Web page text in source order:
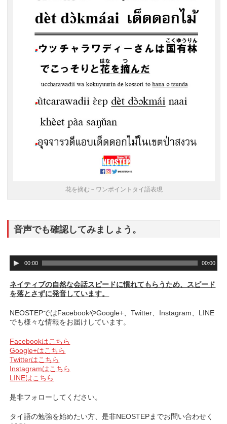
花を摘む－ワンポイントタイ語表現
音声でも確認してみましょう。
音
声
レ
ー
ー
00:00 00:00
ネイティブの自然な会話スピードに慣れてもらうため、スピード
を落とさずに発音しています。
NEOSTEPではFacebookやGoogle+、Twitter、Instagram、LINE
でも様々な情報をお届けしています。
Facebookはこちら
Google+はこちら
Twitterはこちら
Instagramはこちら
LINEはこちら
是非フォローしてください。
タイ語の勉強を始めたい方、是非NEOSTEPまでお問い合わせく